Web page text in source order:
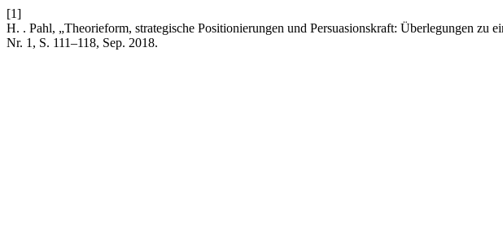
[1]
H. . Pahl, „Theorieform, strategische Positionierungen und Persuasionskraft: Überlegungen zu
Nr. 1, S. 111–118, Sep. 2018.